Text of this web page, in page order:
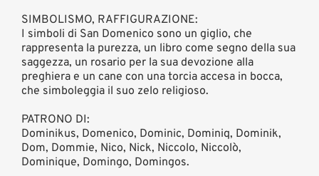
SIMBOLISMO, RAFFIGURAZIONE:
I simboli di San Domenico sono un giglio, che
rappresenta la purezza, un libro come segno della sua
saggezza, un rosario per la sua devozione alla
preghiera e un cane con una torcia accesa in bocca,
che simboleggia il suo zelo religioso.
PATRONO DI:
Dominikus, Domenico, Dominic, Dominiq, Dominik,
Dom, Dommie, Nico, Nick, Niccolo, Niccolò,
Dominique, Domingo, Domingos.